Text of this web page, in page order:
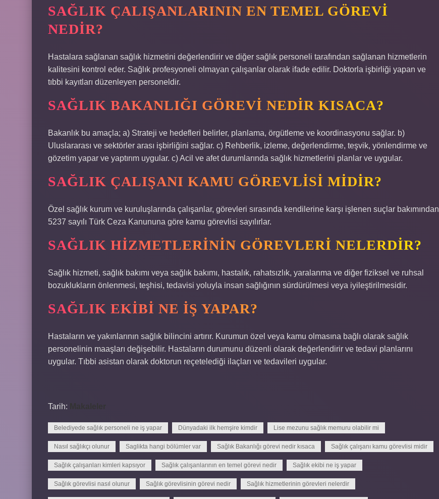
SAĞLIK ÇALIŞANLARININ EN TEMEL GÖREVI
NEDIR?
Hastalara sağlanan sağlık hizmetini değerlendirir ve diğer sağlık personeli tarafından sağlanan hizmetlerin
kalitesini kontrol eder. Sağlık profesyoneli olmayan çalışanlar olarak ifade edilir. Doktorla işbirliği yapan ve
tıbbi kayıtları düzenleyen personeldir.
SAĞLIK BAKANLIĞI GÖREVI NEDIR KISACA?
Bakanlık bu amaçla; a) Strateji ve hedefleri belirler, planlama, örgütleme ve koordinasyonu sağlar. b)
Uluslararası ve sektörler arası işbirliğini sağlar. c) Rehberlik, izleme, değerlendirme, teşvik, yönlendirme ve
gözetim yapar ve yaptırım uygular. c) Acil ve afet durumlarında sağlık hizmetlerini planlar ve uygular.
SAĞLIK ÇALIŞANI KAMU GÖREVLISI MIDIR?
Özel sağlık kurum ve kuruluşlarında çalışanlar, görevleri sırasında kendilerine karşı işlenen suçlar bakımından
5237 sayılı Türk Ceza Kanununa göre kamu görevlisi sayılırlar.
SAĞLIK HIZMETLERININ GÖREVLERI NELERDIR?
Sağlık hizmeti, sağlık bakımı veya sağlık bakımı, hastalık, rahatsızlık, yaralanma ve diğer fiziksel ve ruhsal
bozuklukların önlenmesi, teşhisi, tedavisi yoluyla insan sağlığının sürdürülmesi veya iyileştirilmesidir.
SAĞLIK EKIBI NE IŞ YAPAR?
Hastaların ve yakınlarının sağlık bilincini artırır. Kurumun özel veya kamu olmasına bağlı olarak sağlık
personelinin maaşları değişebilir. Hastaların durumunu düzenli olarak değerlendirir ve tedavi planlarını
uygular. Tıbbi asistan olarak doktorun reçetelediği ilaçları ve tedavileri uygular.
Tarih: Makaleler
Belediyede sağlık personeli ne iş yapar Dünyadaki ilk hemşire kimdir Lise mezunu sağlık memuru olabilir mi
Nasıl sağlıkçı olunur Saglikta hangi bölümler var Sağlık Bakanlığı görevi nedir kısaca Sağlık çalışanı kamu görevlisi midir
Sağlık çalışanları kimleri kapsıyor Sağlık çalışanlarının en temel görevi nedir Sağlık ekibi ne iş yapar
Sağlık görevlisi nasıl olunur Sağlık görevlisinin görevi nedir Sağlık hizmetlerinin görevleri nelerdir